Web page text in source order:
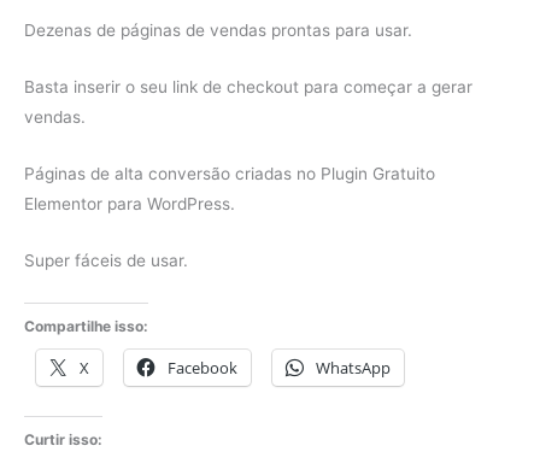
Dezenas de páginas de vendas prontas para usar.
Basta inserir o seu link de checkout para começar a gerar
vendas.
Páginas de alta conversão criadas no Plugin Gratuito
Elementor para WordPress.
Super fáceis de usar.
Compartilhe isso:
X Facebook WhatsApp
Curtir isso: